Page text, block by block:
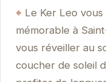
Le Ker Leo
mémorable à
vous réveiller au
coucher de soleil